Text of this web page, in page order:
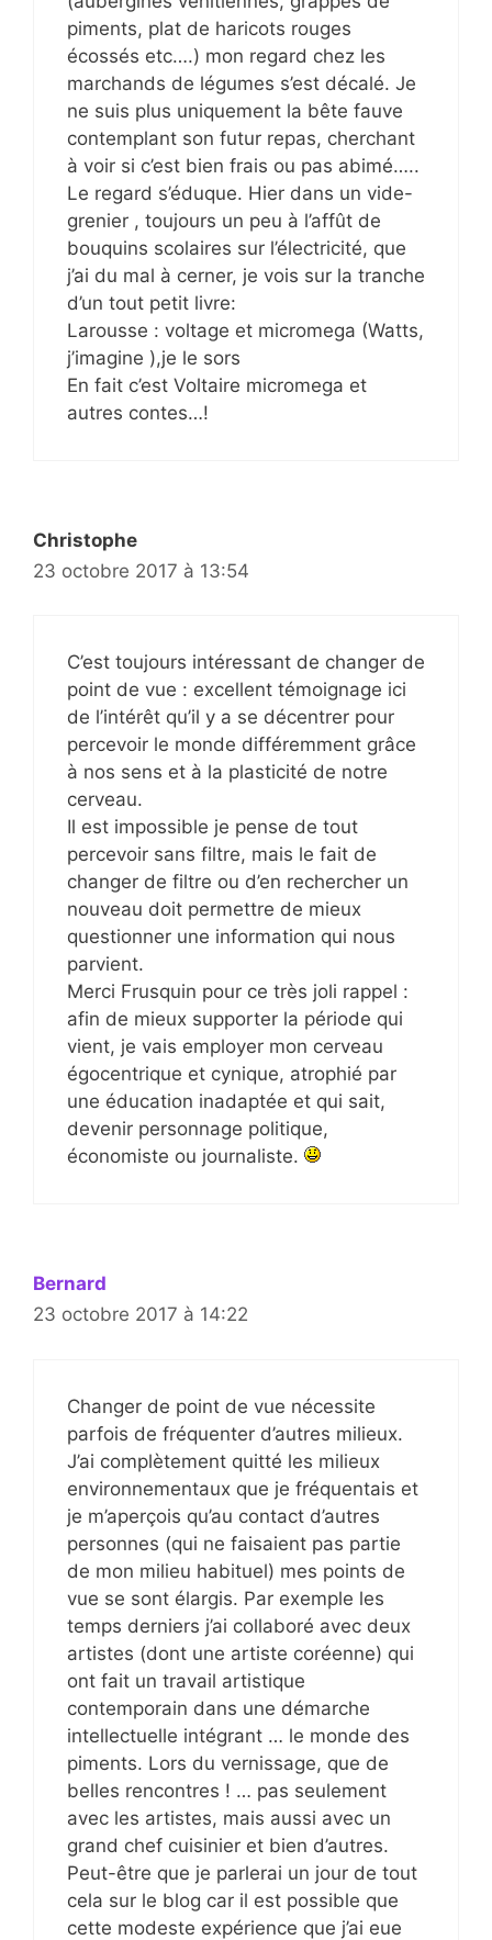
piments, plat de haricots rouges
écossés etc….) mon regard chez les
marchands de légumes s’est décalé. Je
ne suis plus uniquement la bête fauve
contemplant son futur repas, cherchant
à voir si c’est bien frais ou pas abimé…..
Le regard s’éduque. Hier dans un vide-
grenier , toujours un peu à l’affût de
bouquins scolaires sur l’électricité, que
j’ai du mal à cerner, je vois sur la tranche
d’un tout petit livre:
Larousse : voltage et micromega (Watts,
j’imagine ),je le sors
En fait c’est Voltaire micromega et
autres contes…!
Christophe
23 octobre 2017 à 13:54
C’est toujours intéressant de changer de
point de vue : excellent témoignage ici
de l’intérêt qu’il y a se décentrer pour
percevoir le monde différemment grâce
à nos sens et à la plasticité de notre
cerveau.
Il est impossible je pense de tout
percevoir sans filtre, mais le fait de
changer de filtre ou d’en rechercher un
nouveau doit permettre de mieux
questionner une information qui nous
parvient.
Merci Frusquin pour ce très joli rappel :
afin de mieux supporter la période qui
vient, je vais employer mon cerveau
égocentrique et cynique, atrophié par
une éducation inadaptée et qui sait,
devenir personnage politique,
économiste ou journaliste.
Bernard
23 octobre 2017 à 14:22
Changer de point de vue nécessite
parfois de fréquenter d’autres milieux.
J’ai complètement quitté les milieux
environnementaux que je fréquentais et
je m’aperçois qu’au contact d’autres
personnes (qui ne faisaient pas partie
de mon milieu habituel) mes points de
vue se sont élargis. Par exemple les
temps derniers j’ai collaboré avec deux
artistes (dont une artiste coréenne) qui
ont fait un travail artistique
contemporain dans une démarche
intellectuelle intégrant … le monde des
piments. Lors du vernissage, que de
belles rencontres ! … pas seulement
avec les artistes, mais aussi avec un
grand chef cuisinier et bien d’autres.
Peut-être que je parlerai un jour de tout
cela sur le blog car il est possible que
cette modeste expérience que j’ai eue